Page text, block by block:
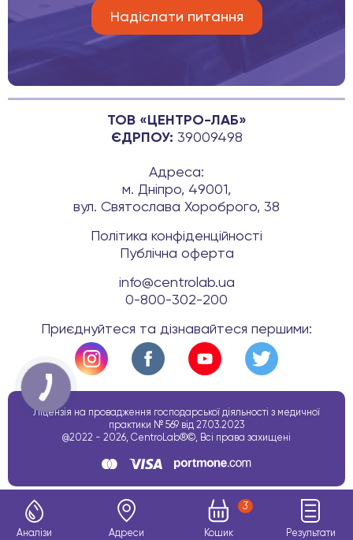
ТОВ «ЦЕНТРО-ЛАБ»
ЄДРПОУ: 39009498
Адреса:
м. Дніпро, 49001,
вул. Святослава Хороброго, 38
Політика конфіденційності
Публічна оферта
info@centrolab.ua
0-800-302-200
Приєднуйтеся та дізнавайтеся першими:
Ліцензія на провадження господарської діяльності з медичної
практики № 569 від 27.03.2023
@2022 - 2026, CentroLab®©, Всі права захищені
Аналізи Адреси Кошик
3
Результати